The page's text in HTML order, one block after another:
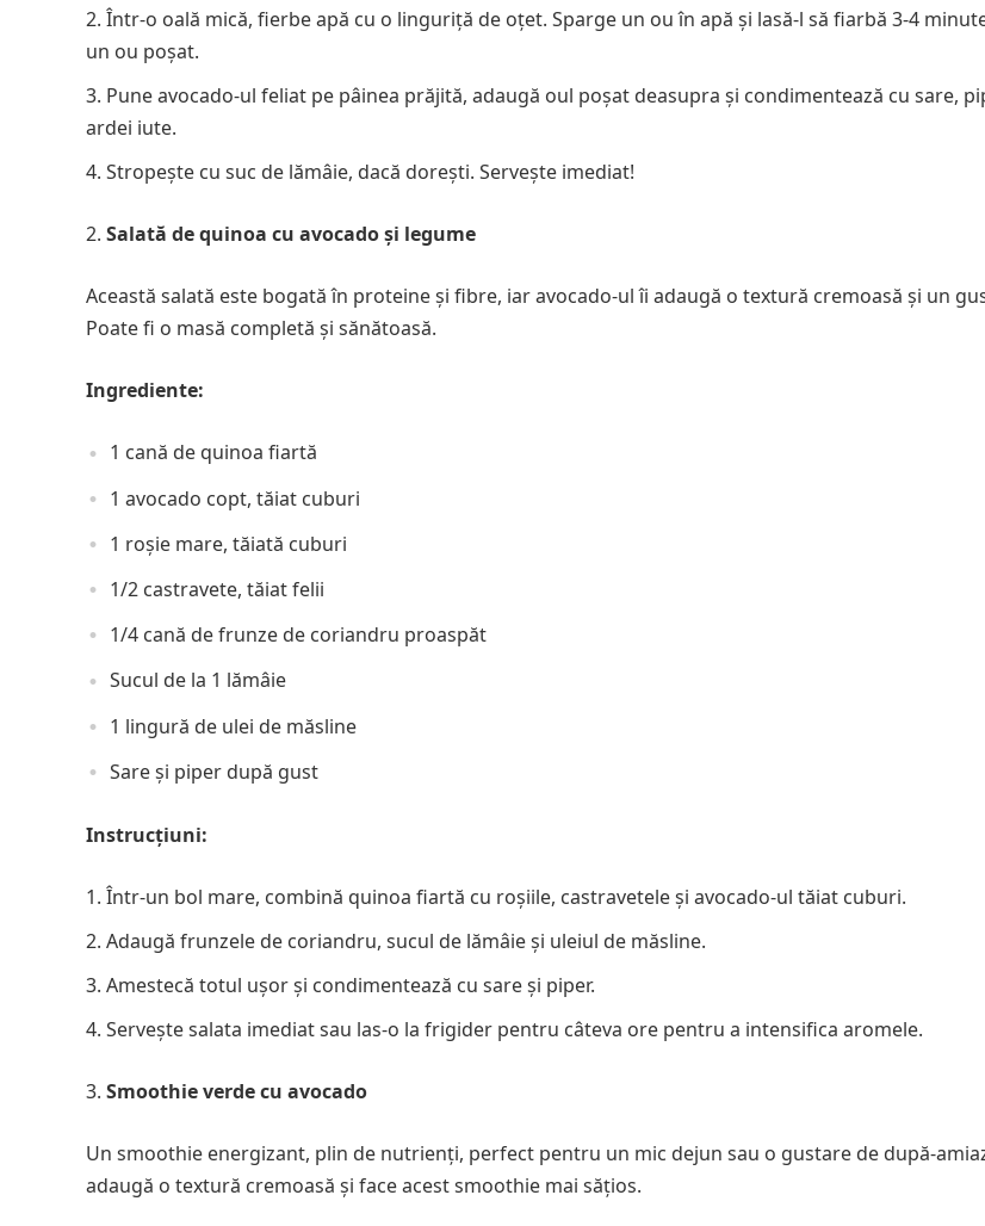
Într-o oală mică, fierbe apă cu o linguriță de oțet. Sparge un ou în apă și lasă-l să fiarbă 3-4
un ou poșat.
Pune avocado-ul feliat pe pâinea prăjită, adaugă oul poșat deasupra și condimentează cu sare,
ardei iute.
Stropește cu suc de lămâie, dacă dorești. Servește imediat!
Salată de quinoa cu avocado și legume
Această salată este bogată în proteine și fibre, iar avocado-ul îi adaugă o textură cremoasă și un
Poate fi o masă completă și sănătoasă.
Ingrediente:
1 cană de quinoa fiartă
1 avocado copt, tăiat cuburi
1 roșie mare, tăiată cuburi
1/2 castravete, tăiat felii
1/4 cană de frunze de coriandru proaspăt
Sucul de la 1 lămâie
1 lingură de ulei de măsline
Sare și piper după gust
Instrucțiuni:
Într-un bol mare, combină quinoa fiartă cu roșiile, castravetele și avocado-ul tăiat cuburi.
Adaugă frunzele de coriandru, sucul de lămâie și uleiul de măsline.
Amestecă totul ușor și condimentează cu sare și piper.
Servește salata imediat sau las-o la frigider pentru câteva ore pentru a intensifica aromele.
Smoothie verde cu avocado
Un smoothie energizant, plin de nutrienți, perfect pentru un mic dejun sau o gustare de după-
adaugă o textură cremoasă și face acest smoothie mai sățios.